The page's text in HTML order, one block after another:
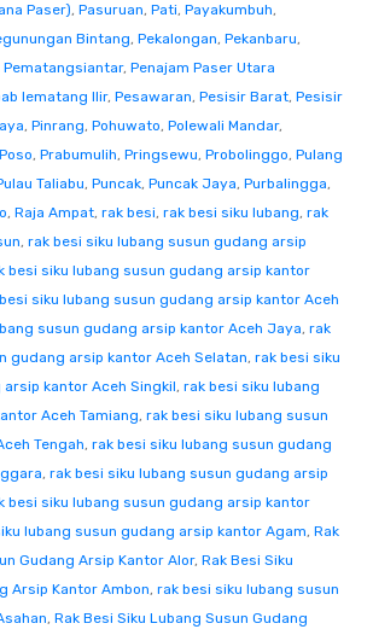
Paser), Pasuruan, Pati, Payakumbuh,
Bintang, Pekalongan, Pekanbaru,
Pematangsiantar, Penajam Paser Utara
lematang Ilir, Pesawaran, Pesisir Barat, Pesisir
, Pinrang, Pohuwato, Polewali Mandar,
Poso, Prabumulih, Pringsewu, Probolinggo, Pulang
Taliabu, Puncak, Puncak Jaya, Purbalingga,
, Raja Ampat, rak besi, rak besi siku lubang, rak
, rak besi siku lubang susun gudang arsip
besi siku lubang susun gudang arsip kantor
siku lubang susun gudang arsip kantor Aceh
susun gudang arsip kantor Aceh Jaya, rak
gudang arsip kantor Aceh Selatan, rak besi siku
kantor Aceh Singkil, rak besi siku lubang
Aceh Tamiang, rak besi siku lubang susun
Tengah, rak besi siku lubang susun gudang
, rak besi siku lubang susun gudang arsip
besi siku lubang susun gudang arsip kantor
lubang susun gudang arsip kantor Agam, Rak
Gudang Arsip Kantor Alor, Rak Besi Siku
Arsip Kantor Ambon, rak besi siku lubang susun
, Rak Besi Siku Lubang Susun Gudang